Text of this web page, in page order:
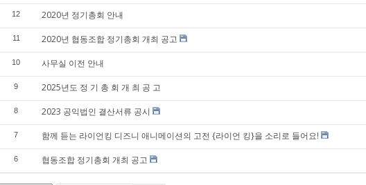
12 2020년 정기총회 안내
11 2020년 협동조합 정기총회 개최 공고
10 사무실 이전 안내
9 2025년도 정 기 총 회 개 최 공 고
8 2023 공익법인 결산서류 공시
7 함께 듣는 라이언킹 디즈니 애니메이션의 고전 {라이언 킹}을 소리로 들어요!
6 협동조합 정기총회 개최 공고